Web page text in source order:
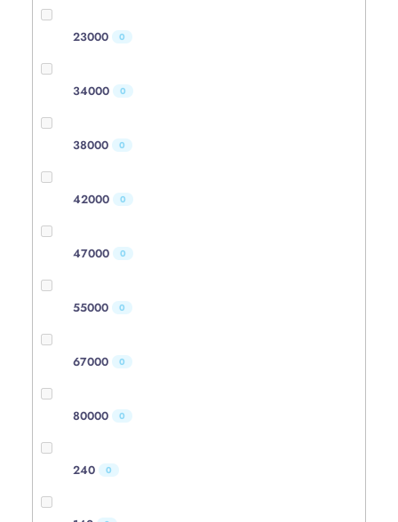
23000 0
34000 0
38000 0
42000 0
47000 0
55000 0
67000 0
80000 0
240 0